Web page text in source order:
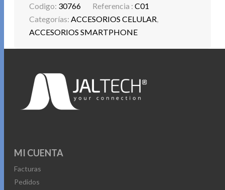
Codigo: 30766 Referencia :C01
Categorías:ACCESORIOS CELULAR,
ACCESORIOS SMARTPHONE
MI CUENTA
Facturas
Pedidos